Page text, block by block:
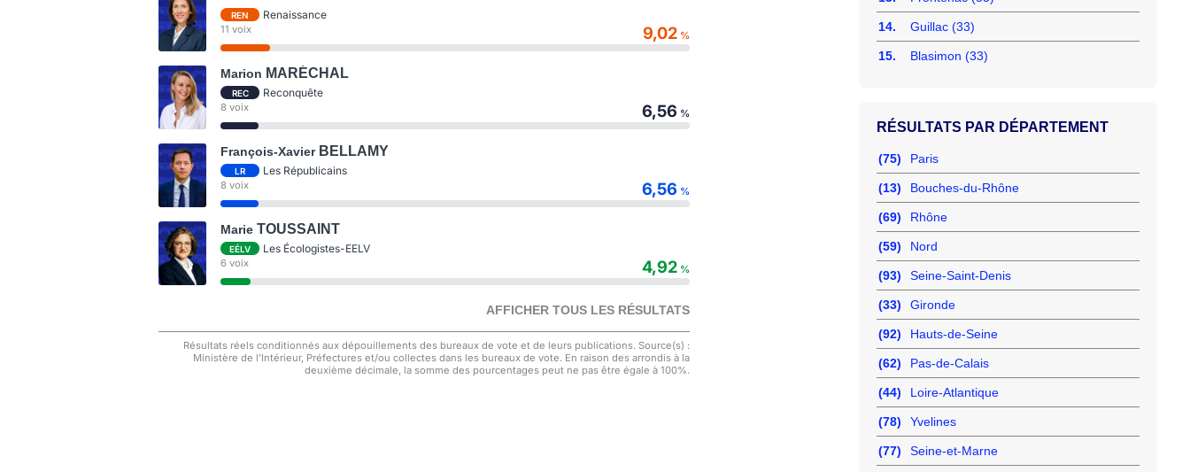
REN Renaissance
11 voix 9,02 %
Marion MARÉCHAL
REC Reconquête
8 voix 6,56 %
François-Xavier BELLAMY
LR Les Républicains
8 voix 6,56 %
MarieTOUSSAINT
EÉLV Les Écologistes-EELV
6 voix 4,92 %
AFFICHER TOUS LES RÉSULTATS
Résultats réels conditionnés aux dépouillements des bureaux de vote et de leurs publications. Source(s) :
Ministère de l'Intérieur, Préfectures et/ou collectes dans les bureaux de vote. En raison des arrondis à la
deuxième décimale, la somme des pourcentages peut ne pas être égale à 100%.
14. Guillac (33)
15. Blasimon (33)
RÉSULTATS PAR DÉPARTEMENT
(75) Paris
(13) Bouches-du-Rhône
(69) Rhône
(59) Nord
(93) Seine-Saint-Denis
(33) Gironde
(92) Hauts-de-Seine
(62) Pas-de-Calais
(44) Loire-Atlantique
(78) Yvelines
(77) Seine-et-Marne